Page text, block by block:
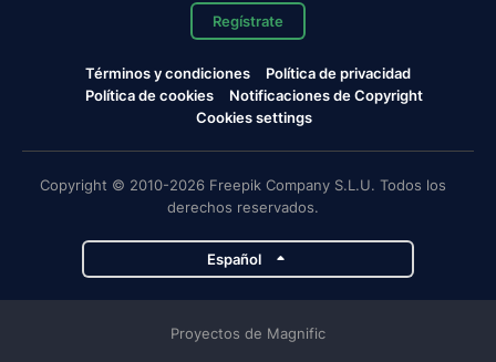
Regístrate
Términos y condiciones
Política de privacidad
Política de cookies
Notificaciones de Copyright
Cookies settings
Copyright © 2010-2026 Freepik Company S.L.U. Todos los
derechos reservados.
Español
Proyectos de Magnific